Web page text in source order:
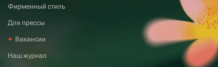
Фирменный стиль
Для прессы
Вакансии
Наш журнал